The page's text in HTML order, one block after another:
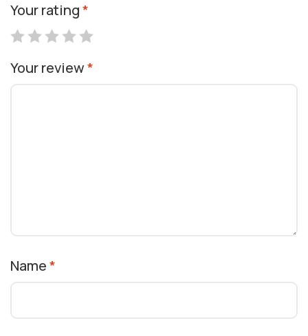
Your rating*
Your review*
Name*